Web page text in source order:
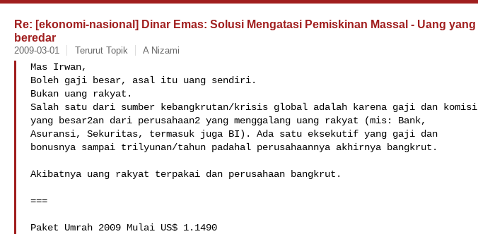
Re: [ekonomi-nasional] Dinar Emas: Solusi Mengatasi Pemiskinan Massal - Uang yang
beredar
2009-03-01 Terurut Topik A Nizami
Mas Irwan,
Boleh gaji besar, asal itu uang sendiri.
Bukan uang rakyat.
Salah satu dari sumber kebangkrutan/krisis global adalah karena gaji dan komisi
yang besar2an dari perusahaan2 yang menggalang uang rakyat (mis: Bank,
Asuransi, Sekuritas, termasuk juga BI). Ada satu eksekutif yang gaji dan
bonusnya sampai trilyunan/tahun padahal perusahaannya akhirnya bangkrut.
Akibatnya uang rakyat terpakai dan perusahaan bangkrut.
===
Paket Umrah 2009 Mulai US$ 1.1490